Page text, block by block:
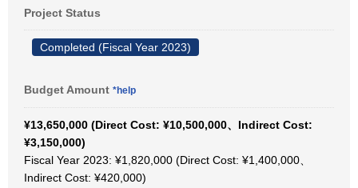
Project Status
Completed (Fiscal Year 2023)
Budget Amount *help
¥13,650,000 (Direct Cost: ¥10,500,000、Indirect Cost:
¥3,150,000)
Fiscal Year 2023: ¥1,820,000 (Direct Cost: ¥1,400,000、
Indirect Cost: ¥420,000)